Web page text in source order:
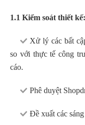
1.1 Kiểm soát thiết kế:
Xử lý các bất
so với thực tế công
cáo.
Phê duyệt
Đề xuất các